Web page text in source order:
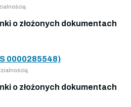
o złożonych dokumentach
0000285548)
o złożonych dokumentach